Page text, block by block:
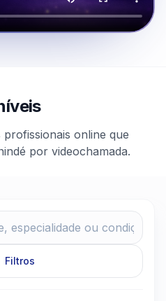
online que
por videochamada.
Filtros